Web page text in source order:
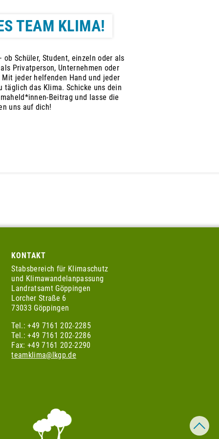
TEAM KLIMA!
Schüler, Student, einzeln oder als
Privatperson, Unternehmen oder
jeder helfenden Hand und jeder
täglich das Klima. Schicke uns dein
Beitrag und lasse die
uns auf dich!
KONTAKT
Stabsbereich für Klimaschutz
und Klimawandelanpassung
Landratsamt Göppingen
Lorcher Straße 6
73033 Göppingen
Tel.: +49 7161 202-2285
Tel.: +49 7161 202-2286
Fax: +49 7161 202-2290
teamklima@lkgp.de